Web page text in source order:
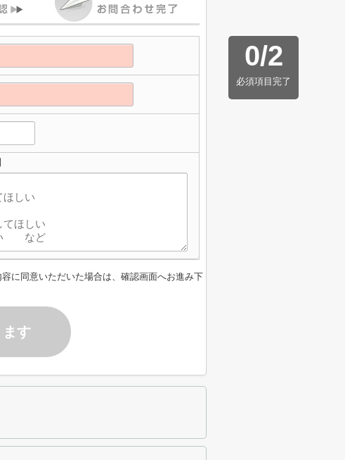
0/2
必須項目完了
に同意いただいた場合は、確認画面へお進み下
す